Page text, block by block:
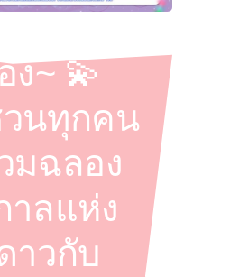
ง~ 💫
นทุกคน
มฉลอง
าลแห่ง
าวกับ